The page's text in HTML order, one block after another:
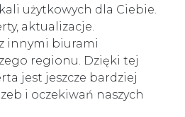
użytkowych dla Ciebie.
aktualizacje.
innymi biurami
regionu. Dzięki tej
jest jeszcze bardziej
i oczekiwań naszych